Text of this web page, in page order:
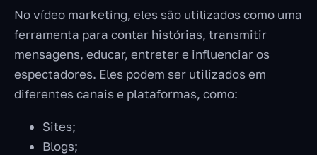
No vídeo marketing, eles são utilizados como uma
ferramenta para contar histórias, transmitir
mensagens, educar, entreter e influenciar os
espectadores. Eles podem ser utilizados em
diferentes canais e plataformas, como:
Sites;
Blogs;